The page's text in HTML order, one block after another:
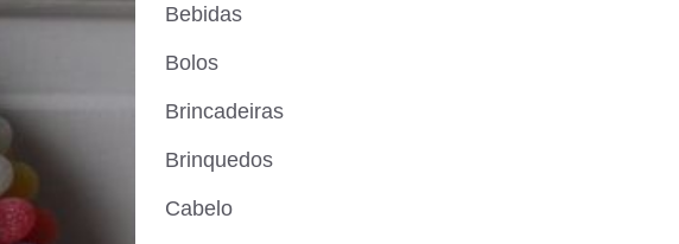
Bebidas
Bolos
Brincadeiras
Brinquedos
Cabelo